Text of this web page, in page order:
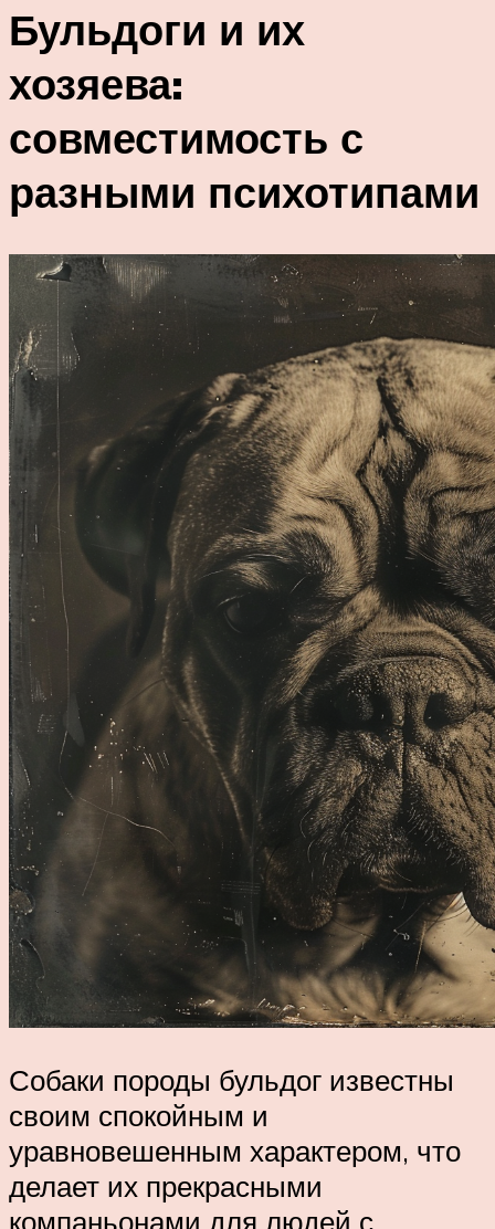
Бульдоги и их
хозяева:
совместимость с
разными психотипами
Собаки породы бульдог известны
своим спокойным и
уравновешенным характером, что
делает их прекрасными
компаньонами для людей с